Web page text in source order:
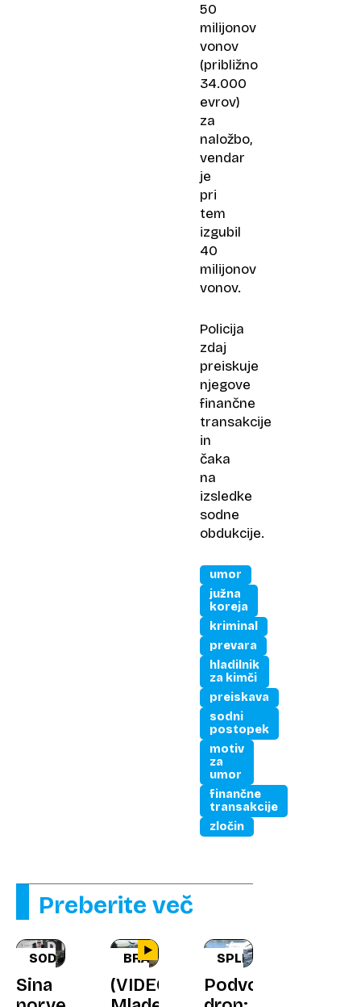
50
milijonov
vonov
(približno
34.000
evrov)
za
naložbo,
vendar
je
pri
tem
izgubil
40
milijonov
vonov.
Policija
zdaj
preiskuje
njegove
finančne
transakcije
in
čaka
na
izsledke
sodne
obdukcije.
umor
južna
koreja
kriminal
prevara
hladilnik
za kimči
preiskava
sodni
postopek
motiv
za
umor
finančne
transakcije
zločin
Preberite več
SODBA
Sina
BRAZILIJA
(VIDEO)
SPLIT
Podvodni